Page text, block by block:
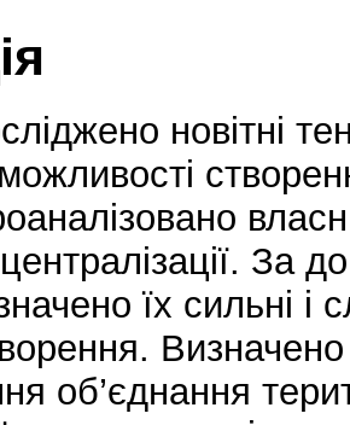
новітні
За
їх сильні і
об’єднання